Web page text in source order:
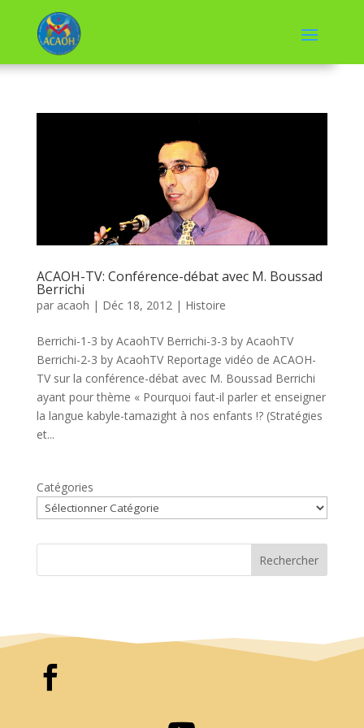
ACAOH-TV: Conférence-débat avec M. Boussad
Berrichi
par acaoh | Déc 18, 2012| Histoire
Berrichi-1-3 by AcaohTV Berrichi-3-3 by AcaohTV
Berrichi-2-3 by AcaohTV Reportage vidéo de ACAOH-
TV sur la conférence-débat avec M. Boussad Berrichi
ayant pour thème « Pourquoi faut-il parler et enseigner
la langue kabyle-tamazight à nos enfants !? (Stratégies
et...
Catégories
Rechercher
